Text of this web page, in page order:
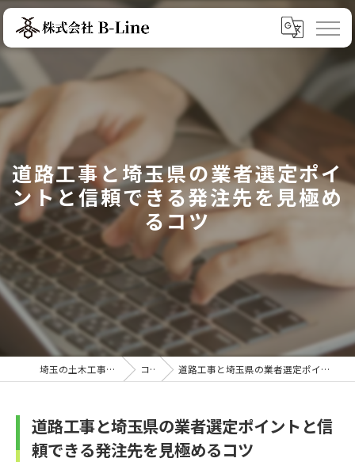
道路工事と埼玉県の業者選定ポイ
ントと信頼できる発注先を見極め
るコツ
埼玉の土木工事なら株式会社B-Line コラム 道路工事と埼玉県の業者選定ポイントと信頼できる発注先を見極めるコツ
道路工事と埼玉県の業者選定ポイントと信
頼できる発注先を見極めるコツ